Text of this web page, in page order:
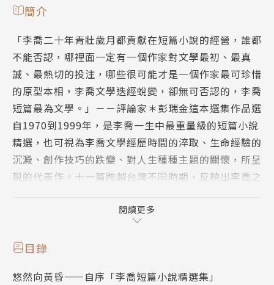
簡介
「李喬二十年青壯歲月都貢獻在短篇小說的經營，誰都
不能否認，哪裡面一定有一個作家對文學最初、最真
誠、最熱切的投注，哪些很可能才是一個作家最可珍惜
的原型本相，李喬文學迭經蛻變，卻無可否認的，李喬
短篇最為文學。」－－評論家＊彭瑞金這本選集作品選
自1970到1999年，是李喬一生中最重量級的短篇小說
精選，也可視為李喬文學經歷時間的淬取、生命經驗的
沉澱、創作技巧的跌變、對人生種種主題的關懷，所呈
現的代表作。十一篇跨越台灣不同時期，反映出李喬之
閱讀更多
目錄
悠然向黃昏——自序「李喬短篇小說精選集」